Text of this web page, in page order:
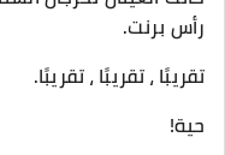
رأس برنت.
تقريبًا ، تقريبًا ، تقريبًا.
حية!